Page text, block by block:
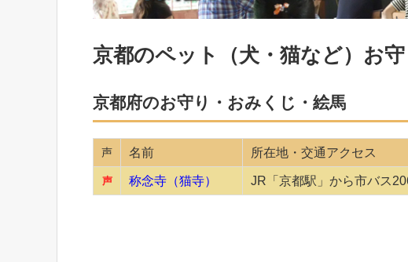
京都のペット（犬・猫など）お
京都府のお守り・おみくじ・絵馬
声 名前 所在地・交通アクセス
声 称念寺（猫寺） JR「京都駅」から市バス